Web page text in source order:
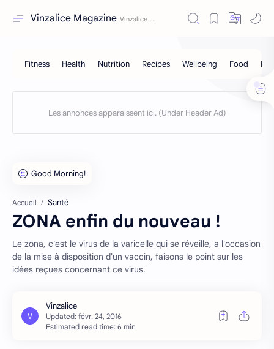
Vinzalice Magazine
Accueil Santé
ZONA enfin du nouveau !
Le zona, c'est le virus de la varicelle qui se réveille, a l'occasion
de la mise à disposition d'un vaccin, faisons le point sur les
idées reçues concernant ce virus.
Estimated read time: 6 min